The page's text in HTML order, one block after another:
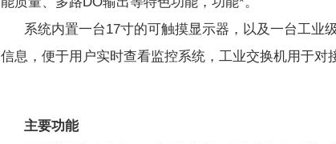
系统内置一台17寸的可触摸显示器，以及一台工业
信息，便于用户实时查看监控系统，工业交换机用于对
主要功能